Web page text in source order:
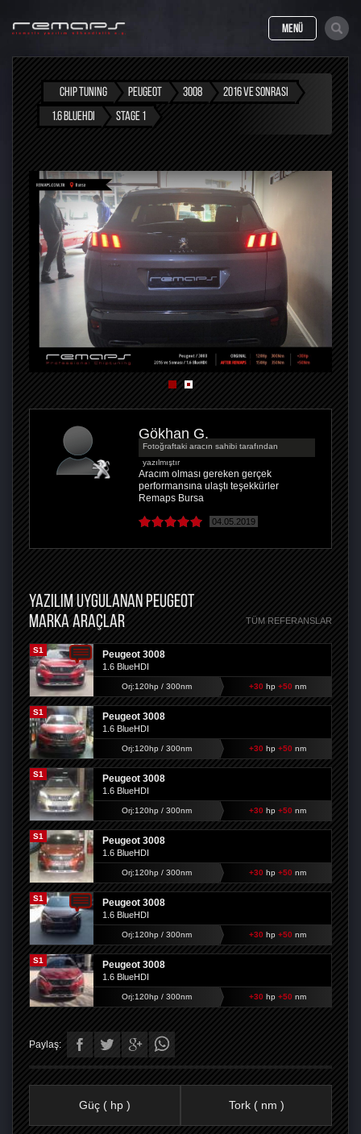
MENÜ
CHIP TUNING PEUGEOT 3008
2016 VE SONRASI
1.6 BLUEHDI
STAGE 1
Gökhan G.
Fotoğraftaki aracın sahibi tarafından
yazılmıştır
Aracım olması gereken gerçek
performansına ulaştı teşekkürler
Remaps Bursa
04.05.2019
YAZILIM UYGULANAN PEUGEOT
MARKA ARAÇLAR
TÜM REFERANSLAR
S1 Peugeot 3008
1.6 BlueHDI
Orj:120hp / 300nm +30 hp +50 nm
S1 Peugeot 3008
1.6 BlueHDI
Orj:120hp / 300nm +30 hp +50 nm
S1 Peugeot 3008
1.6 BlueHDI
Orj:120hp / 300nm +30 hp +50 nm
S1 Peugeot 3008
1.6 BlueHDI
Orj:120hp / 300nm +30 hp +50 nm
S1 Peugeot 3008
1.6 BlueHDI
Orj:120hp / 300nm +30 hp +50 nm
S1 Peugeot 3008
1.6 BlueHDI
Orj:120hp / 300nm +30 hp +50 nm
Paylaş:
Güç ( hp ) Tork ( nm )